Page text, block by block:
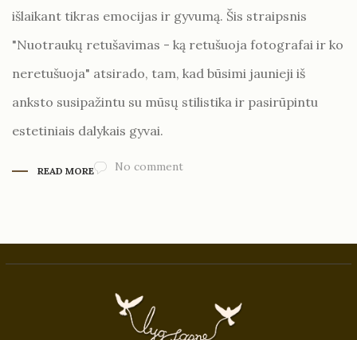
išlaikant tikras emocijas ir gyvumą. Šis straipsnis
"Nuotraukų retušavimas - ką retušuoja fotografai ir ko
neretušuoja" atsirado, tam, kad būsimi jaunieji iš
anksto susipažintu su mūsų stilistika ir pasirūpintu
estetiniais dalykais gyvai.
READ MORE No comment